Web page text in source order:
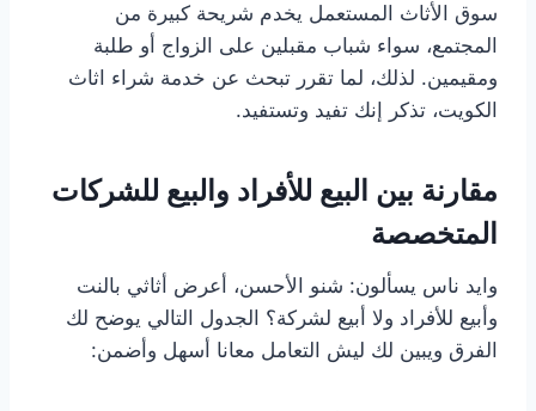
سوق الأثاث المستعمل يخدم شريحة كبيرة من
المجتمع، سواء شباب مقبلين على الزواج أو طلبة
ومقيمين. لذلك، لما تقرر تبحث عن خدمة شراء اثاث
الكويت، تذكر إنك تفيد وتستفيد.
مقارنة بين البيع للأفراد والبيع للشركات
المتخصصة
وايد ناس يسألون: شنو الأحسن، أعرض أثاثي بالنت
وأبيع للأفراد ولا أبيع لشركة؟ الجدول التالي يوضح لك
الفرق ويبين لك ليش التعامل معانا أسهل وأضمن: